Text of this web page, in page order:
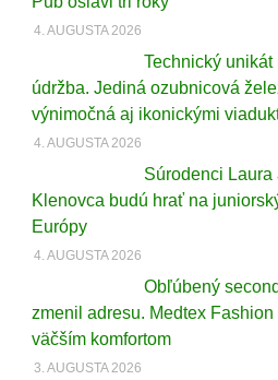
4. AUGUSTA 2026
Technický
údržba. Jediná ozubnicová
výnimočná aj ikonickými
4. AUGUSTA 2026
Súrodenci
Klenovca budú hrať na
Európy
4. AUGUSTA 2026
Obľúbený
zmenil adresu. Medtex
väčším komfortom
3. AUGUSTA 2026